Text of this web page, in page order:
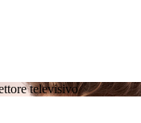
televisivo